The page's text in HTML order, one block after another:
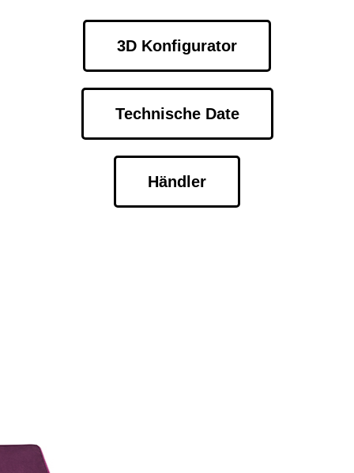
3D Konfigurator
Technische Date
Händler